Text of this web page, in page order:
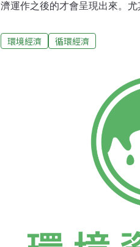
濟運作之後的才會呈現出來。
僅用來擴充生產力，而且也用
就業機會，端視其投資計畫之
否擴張，對一個國家的就業情
結構而言，其他因素反而佔有
和勞力市場的機動性等。永續
種結構上的改變，而這些改變
國「政府」而言：走向永續社
化，提高「自然」與環境的價
環境經濟 循環經濟